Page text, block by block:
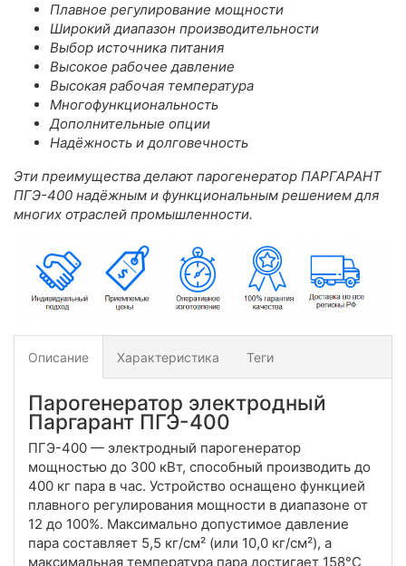
Плавное регулирование мощности
Широкий диапазон производительности
Выбор источника питания
Высокое рабочее давление
Высокая рабочая температура
Многофункциональность
Дополнительные опции
Надёжность и долговечность
Эти преимущества делают парогенератор ПАРГАРАНТ
ПГЭ-400 надёжным и функциональным решением для
многих отраслей промышленности.
Описание Характеристика Теги
Парогенератор электродный
Паргарант ПГЭ-400
ПГЭ-400 — электродный парогенератор
мощностью до 300 кВт, способный производить до
400 кг пара в час. Устройство оснащено функцией
плавного регулирования мощности в диапазоне от
12 до 100%. Максимально допустимое давление
пара составляет 5,5 кг/см² (или 10,0 кг/см²), а
максимальная температура пара достигает 158°С